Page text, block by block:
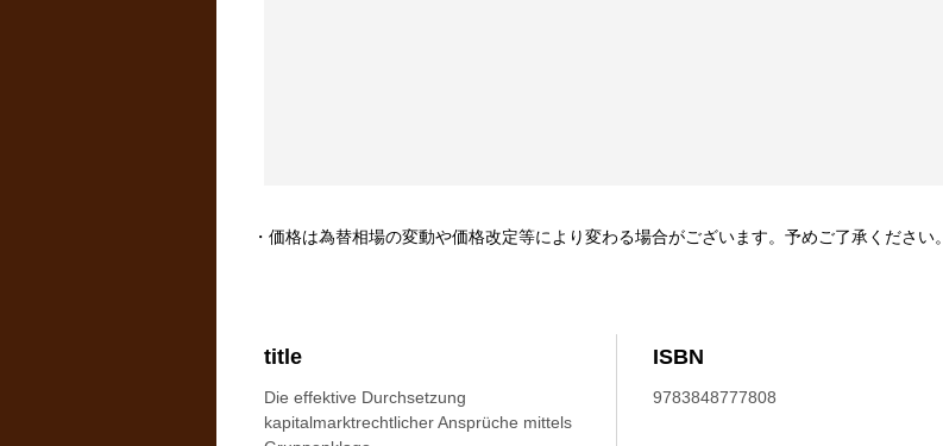
title
Die effektive Durchsetzung
kapitalmarktrechtlicher Ansprüche mittels
ISBN
9783848777808
・価格は為替相場の変動や価格改定等により変わる場合がございます。予めご了承ください。